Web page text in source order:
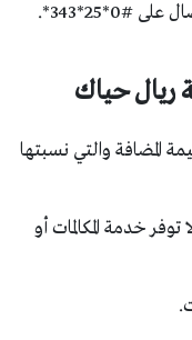
ريال حياك
المضافة والتي نسبتها
خدمة المكالمات أو